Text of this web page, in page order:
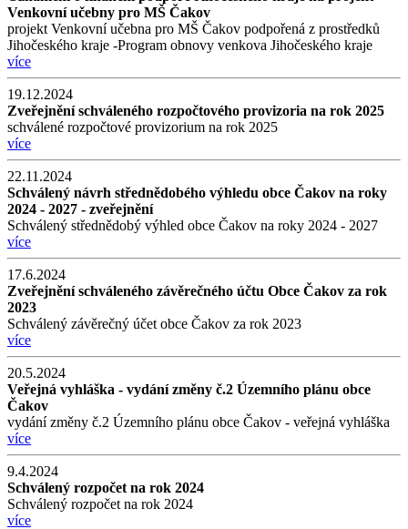
Venkovní učebny pro MŠ Čakov
projekt Venkovní učebna pro MŠ Čakov podpořená z prostředků
Jihočeského kraje -Program obnovy venkova Jihočeského kraje
více
19.12.2024
Zveřejnění schváleného rozpočtového provizoria na rok 2025
schválené rozpočtové provizorium na rok 2025
více
22.11.2024
Schválený návrh střednědobého výhledu obce Čakov na roky
2024 - 2027 - zveřejnění
Schválený střednědobý výhled obce Čakov na roky 2024 - 2027
více
17.6.2024
Zveřejnění schváleného závěrečného účtu Obce Čakov za rok
2023
Schválený závěrečný účet obce Čakov za rok 2023
více
20.5.2024
Veřejná vyhláška - vydání změny č.2 Územního plánu obce
Čakov
vydání změny č.2 Územního plánu obce Čakov - veřejná vyhláška
více
9.4.2024
Schválený rozpočet na rok 2024
Schválený rozpočet na rok 2024
více